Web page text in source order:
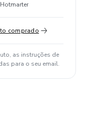
comprado
as instruções de
para o seu email.